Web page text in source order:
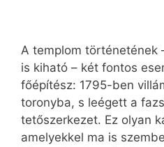
A templom történetének
is kiható – két fontos
főépítész: 1795-ben
toronyba, s leégett a
tetőszerkezet. Ez olyan
amelyekkel ma is